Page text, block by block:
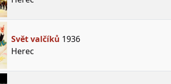
Svět valčíků 1936
Herec